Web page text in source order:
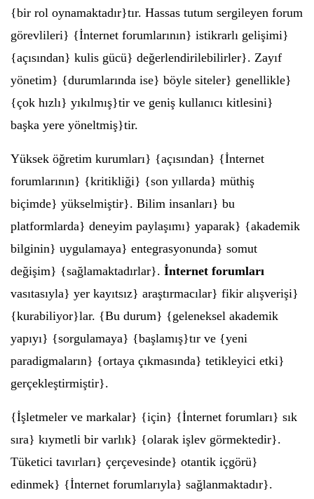
{bir rol oynamaktadır}tır. Hassas tutum sergileyen forum
görevlileri} {İnternet forumlarının} istikrarlı gelişimi}
{açısından} kulis gücü} değerlendirilebilirler}. Zayıf
yönetim} {durumlarında ise} böyle siteler} genellikle}
{çok hızlı} yıkılmış}tir ve geniş kullanıcı kitlesini}
başka yere yöneltmiş}tir.
Yüksek öğretim kurumları} {açısından} {İnternet
forumlarının} {kritikliği} {son yıllarda} müthiş
biçimde} yükselmiştir}. Bilim insanları} bu
platformlarda} deneyim paylaşımı} yaparak} {akademik
bilginin} uygulamaya} entegrasyonunda} somut
değişim} {sağlamaktadırlar}. İnternet forumları
vasıtasıyla} yer kayıtsız} araştırmacılar} fikir alışverişi}
{kurabiliyor}lar. {Bu durum} {geleneksel akademik
yapıyı} {sorgulamaya} {başlamış}tır ve {yeni
paradigmaların} {ortaya çıkmasında} tetikleyici etki}
gerçekleştirmiştir}.
{İşletmeler ve markalar} {için} {İnternet forumları} sık
sıra} kıymetli bir varlık} {olarak işlev görmektedir}.
Tüketici tavırları} çerçevesinde} otantik içgörü}
edinmek} {İnternet forumlarıyla} sağlanmaktadır}.